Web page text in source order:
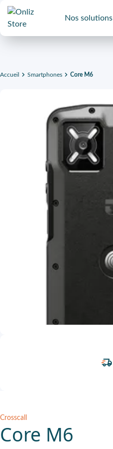
Nos solutions
Accueil Smartphones Core M6
Crosscall
Core M6